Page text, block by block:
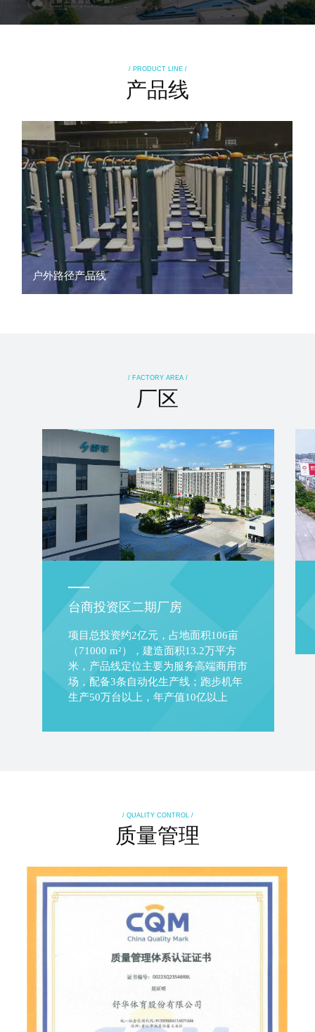
/ PRODUCT LINE /
产品线
户外路径产品线
/ FACTORY AREA /
厂区
台商投资区二期厂房
项目总投资约2亿元，占地面积106亩
（71000 m²），建造面积13.2万平方
米，产品线定位主要为服务高端商用市
场，配备3条自动化生产线；跑步机年
生产50万台以上，年产值10亿以上
/ QUALITY CONTROL /
质量管理